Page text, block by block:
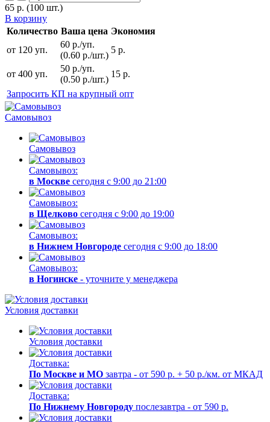
65 р. (100 шт.)
В корзину
Количество Ваша цена Экономия
от 120 уп.
60 р./уп.
(0.60 р./шт.)
5 р.
от 400 уп.
50 р./уп.
(0.50 р./шт.)
15 р.
Запросить КП на крупный опт
Самовывоз
Самовывоз
Самовывоз:
в Москве сегодня с 9:00 до 21:00
Самовывоз:
в Щелково сегодня с 9:00 до 19:00
Самовывоз:
в Нижнем Новгороде сегодня с 9:00 до 18:00
Самовывоз:
в Ногинске - уточните у менеджера
Условия доставки
Условия доставки
Доставка:
По Москве и МО завтра - от 590 р. + 50 р./км. от МКАД
Доставка:
По Нижнему Новгороду послезавтра - от 590 р.